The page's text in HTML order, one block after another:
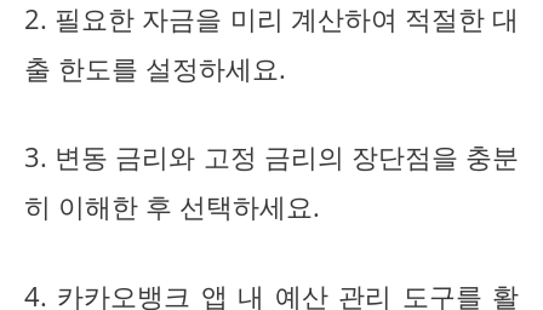
2. 필요한 자금을 미리 계산하여 적절한 대
출 한도를 설정하세요.
3. 변동 금리와 고정 금리의 장단점을 충분
히 이해한 후 선택하세요.
4. 카카오뱅크 앱 내 예산 관리 도구를 활